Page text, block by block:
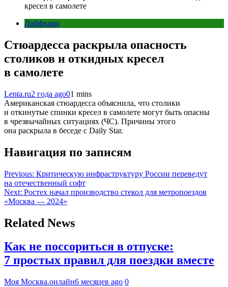
кресел в самолете
Лайфхаки
Стюардесса раскрыла опасность
столиков и откидных кресел
в самолете
Lenta.ru2 года ago01 mins
Американская стюардесса объяснила, что столики
и откинутые спинки кресел в самолете могут быть опасны
в чрезвычайных ситуациях (ЧС). Причины этого
она раскрыла в беседе с Daily Star.
Навигация по записям
Previous: Критическую инфраструктуру России переведут
на отечественный софт
Next: Ростех начал производство стекол для метропоездов
«Москва — 2024»
Related News
Как не поссориться в отпуске:
7 простых правил для поездки вместе
Моя Москва.онлайн6 месяцев ago 0